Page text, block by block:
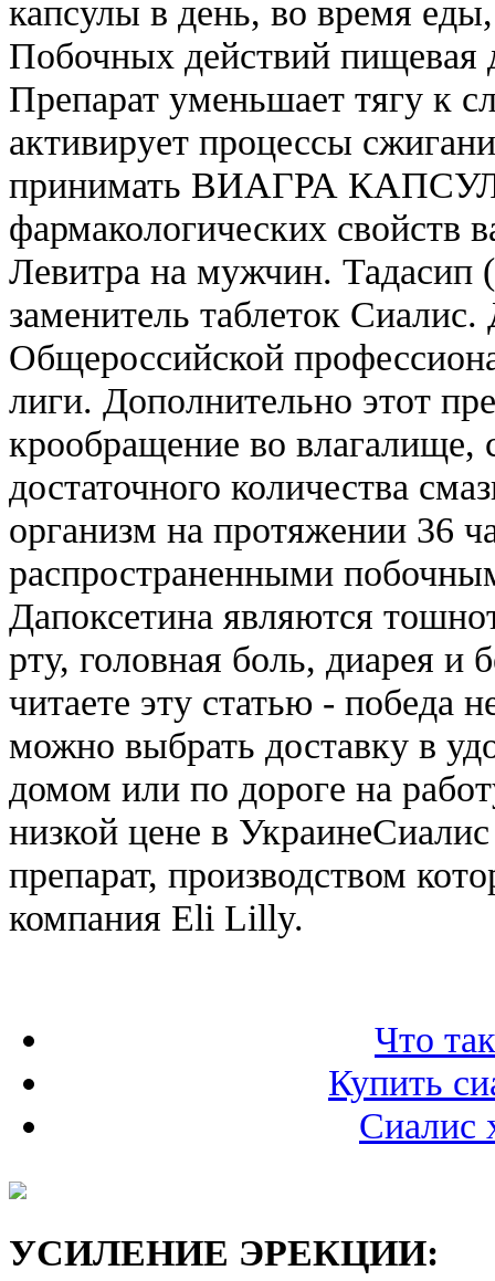
капсулы в день, во время
Побочных действий пищевая
Препарат уменьшает тягу к
активирует процессы
принимать ВИАГРА
фармакологических свойств
Левитра на мужчин. Тадасип
заменитель таблеток
Общероссийской
лиги. Дополнительно этот
крообращение во влагалище,
достаточного количества
организм на протяжении 36
распространенными
Дапоксетина являются
рту, головная боль, диарея и
читаете эту статью - победа
можно выбрать доставку в
домом или по дороге на
низкой цене в
препарат, производством
компания Eli Lilly.
Что
Купить
Сиалис
УСИЛЕНИЕ ЭРЕКЦИИ: